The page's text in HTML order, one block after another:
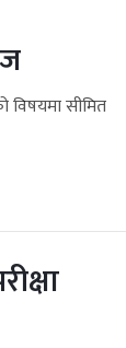
विषयमा सीमित